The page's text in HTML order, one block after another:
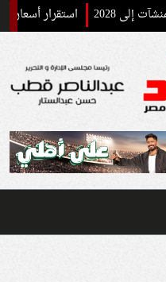
استقرار أسعار الحديد اليوم الخميس 6 أغسطس 2026.. عز